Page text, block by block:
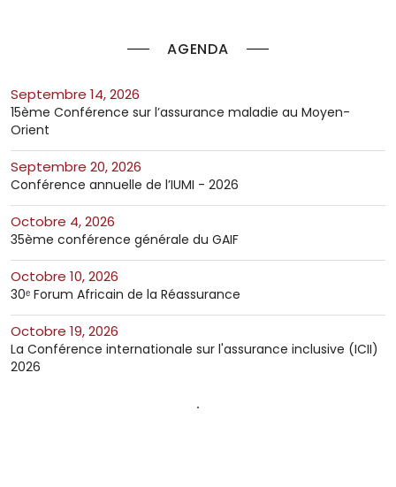
AGENDA
septembre 14, 2026
15ème Conférence sur l’assurance maladie au Moyen-
Orient
septembre 20, 2026
Conférence annuelle de l’IUMI - 2026
octobre 4, 2026
35ème conférence générale du GAIF
octobre 10, 2026
30ᵉ Forum Africain de la Réassurance
octobre 19, 2026
La Conférence internationale sur l'assurance inclusive (ICII)
2026